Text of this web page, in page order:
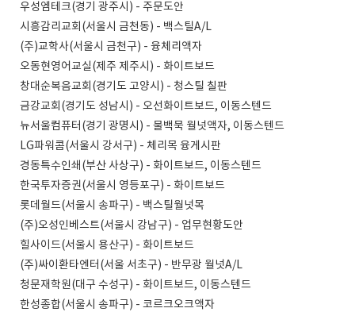
우성엠테크(경기 광주시) - 주문도안
시흥감리교회(서울시 금천동) - 백스틸A/L
(주)교학사(서울시 금천구) - 융체리액자
오동현영어교실(제주 제주시) - 화이트보드
창대순복음교회(경기도 고양시) - 청스틸 칠판
금강교회(경기도 성남시) - 오선화이트보드, 이동스텐드
뉴서울컴퓨터(경기 광명시) - 물백묵 월넛액자, 이동스텐드
LG파워콤(서울시 강서구) - 체리목 융게시판
경동특수인쇄(부산 사상구) - 화이트보드, 이동스텐드
한국투자증권(서울시 영등포구) - 화이트보드
롯데월드(서울시 송파구) - 백스틸월넛목
(주)오성인베스트(서울시 강남구) - 업무현황도안
힐사이드(서울시 용산구) - 화이트보드
(주)싸이환타엔터(서울 서초구) - 반무광 월넛A/L
청문재학원(대구 수성구) - 화이트보드, 이동스텐드
한성종합(서울시 송파구) - 코르크오크액자